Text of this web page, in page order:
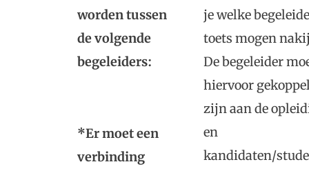
worden tussen
de volgende
begeleiders:
*Er moet een
verbinding
je welke
toets mogen
De begeleider
hiervoor
zijn aan de
en
kandidaten/